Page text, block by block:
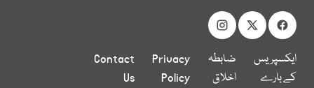
ایکسپریس
کے بارے
ضابطہ
اخلاق
Privacy
Policy
Contact
Us